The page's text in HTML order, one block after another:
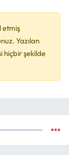
etmiş
Yazılan
hiçbir şekilde